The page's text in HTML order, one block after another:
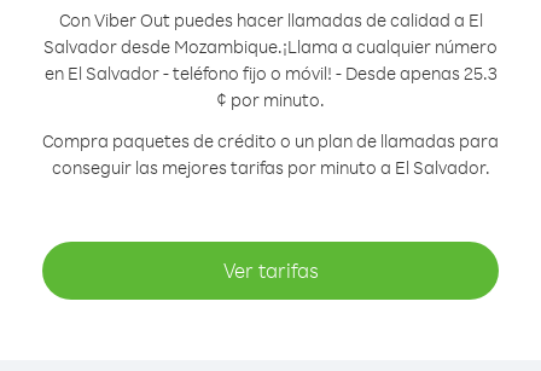
Con Viber Out puedes hacer llamadas de calidad a El
Salvador desde Mozambique.¡Llama a cualquier número
en El Salvador - teléfono fijo o móvil! - Desde apenas 25.3
¢ por minuto.
Compra paquetes de crédito o un plan de llamadas para
conseguir las mejores tarifas por minuto a El Salvador.
Ver tarifas